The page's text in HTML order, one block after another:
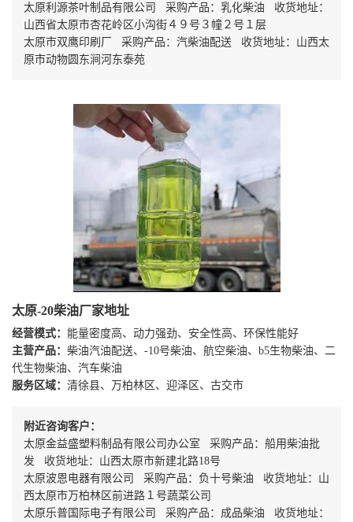
太原利源茶叶制品有限公司 采购产品：乳化柴油 收货地址：
山西省太原市杏花岭区小沟街４９号３幢２号１层
太原市双鹰印刷厂 采购产品：汽柴油配送 收货地址：山西太
原市动物圆东涧河东泰苑
太原-20柴油厂家地址
经营模式： 能量密度高、动力强劲、安全性高、环保性能好
主营产品： 柴油汽油配送、-10号柴油、航空柴油、b5生物柴油、二
代生物柴油、汽车柴油
服务区域： 清徐县、万柏林区、迎泽区、古交市
附近咨询客户：
太原金益盛塑料制品有限公司办公室 采购产品：船用柴油批
发 收货地址：山西太原市新建北路18号
太原波恩电器有限公司 采购产品：负十号柴油 收货地址：山
西太原市万柏林区前进路１号蔬菜公司
太原乐普国际电子有限公司 采购产品：成品柴油 收货地址：